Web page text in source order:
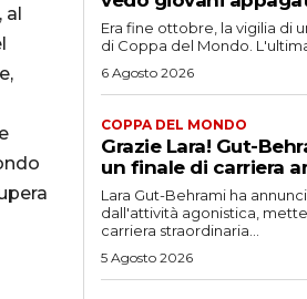
al
Era fine ottobre, la vigilia di
di Coppa del Mondo.
6 Agosto 2026
COPPA DEL MONDO
Grazie Lara! Gut-
un finale di carriera
Lara Gut-Behrami ha
dall'attività agonistica,
carriera straordinaria...
5 Agosto 2026